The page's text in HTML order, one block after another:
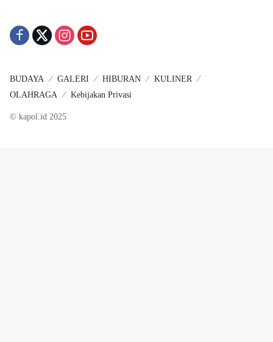
BUDAYA GALERI HIBURAN
KULINER
OLAHRAGA
Kebijakan Privasi
© kapol.id 2025